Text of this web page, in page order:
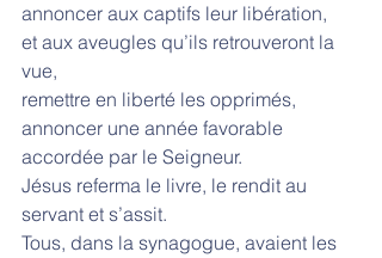
annoncer aux captifs leur libération,
et aux aveugles qu’ils retrouveront la
vue,
remettre en liberté les opprimés,
annoncer une année favorable
accordée par le Seigneur.
Jésus referma le livre, le rendit au
servant et s’assit.
Tous, dans la synagogue, avaient les